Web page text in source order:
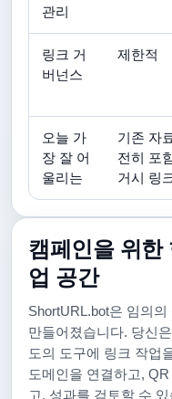
관리
링크 거
버넌스
제한적
오늘 가
장 잘 어
울리는
기존 자
전히 포
거시 링
캠페인을 위한
업 공간
ShortURL.bot은 임의
만들어졌습니다. 당신
도의 도구에 링크 작업
도메인을 연결하고,
고, 성과를 검토할 수